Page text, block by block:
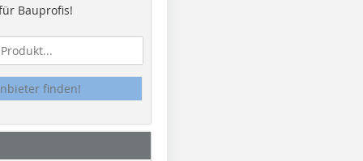
Bauprofis!
finden!